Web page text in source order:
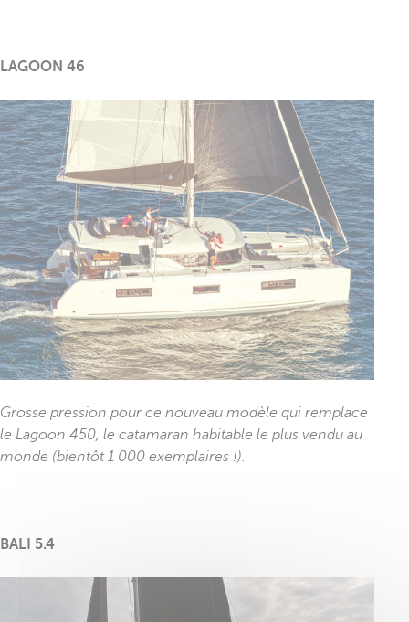
LAGOON 46
Grosse pression pour ce nouveau modèle qui remplace
le Lagoon 450, le catamaran habitable le plus vendu au
monde (bientôt 1 000 exemplaires !).
BALI 5.4